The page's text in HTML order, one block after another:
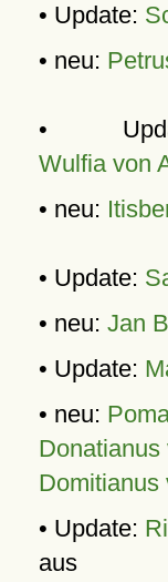
• Update:
• neu:
•
Wulfia von
• neu:
• Update:
• neu: Jan
• Update:
• neu:
Donatianus
Domitianus
• Update:
aus